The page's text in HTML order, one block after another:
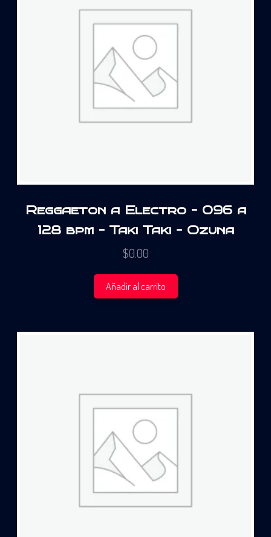
Reggaeton a Electro – 096 a
128 bpm – Taki Taki – Ozuna
$0.00
Añadir al carrito